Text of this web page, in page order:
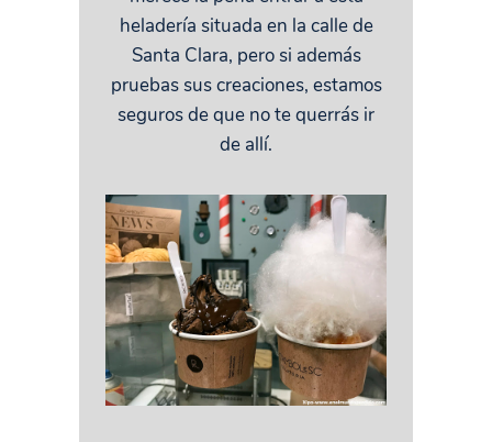
heladería situada en la calle de
Santa Clara, pero si además
pruebas sus creaciones, estamos
seguros de que no te querrás ir
de allí.